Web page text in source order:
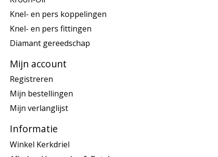
Knel- en pers koppelingen
Knel- en pers fittingen
Diamant gereedschap
Mijn account
Registreren
Mijn bestellingen
Mijn verlanglijst
Informatie
Winkel Kerkdriel